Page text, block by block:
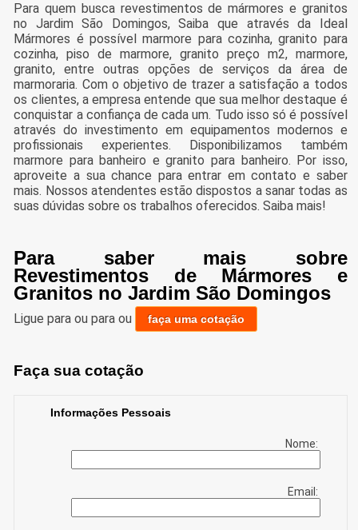
Para quem busca revestimentos de mármores e granitos
no Jardim São Domingos, Saiba que através da Ideal
Mármores é possível marmore para cozinha, granito para
cozinha, piso de marmore, granito preço m2, marmore,
granito, entre outras opções de serviços da área de
marmoraria. Com o objetivo de trazer a satisfação a todos
os clientes, a empresa entende que sua melhor destaque é
conquistar a confiança de cada um. Tudo isso só é possível
através do investimento em equipamentos modernos e
profissionais experientes. Disponibilizamos também
marmore para banheiro e granito para banheiro. Por isso,
aproveite a sua chance para entrar em contato e saber
mais. Nossos atendentes estão dispostos a sanar todas as
suas dúvidas sobre os trabalhos oferecidos. Saiba mais!
Para saber mais sobre
Revestimentos de Mármores e
Granitos no Jardim São Domingos
Ligue paraou paraou faça uma cotação
Faça sua cotação
Informações Pessoais
Nome:
Email: